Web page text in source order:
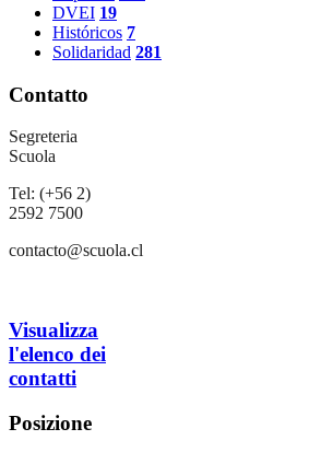
DVEI 19
Históricos 7
Solidaridad 281
Contatto
Segreteria
Scuola
Tel: (+56 2)
2592 7500
contacto@scuola.cl
Visualizza
l'elenco dei
contatti
Posizione